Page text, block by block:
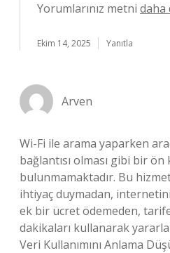
Yorumlarınız metni daha
Ekim 14, 2025 Yanıtla
Arven
Wi-Fi ile arama yaparken
bağlantısı olması gibi bir ön
bulunmamaktadır. Bu
ihtiyaç duymadan,
ek bir ücret ödemeden,
dakikaları kullanarak
Veri Kullanımını Anlama